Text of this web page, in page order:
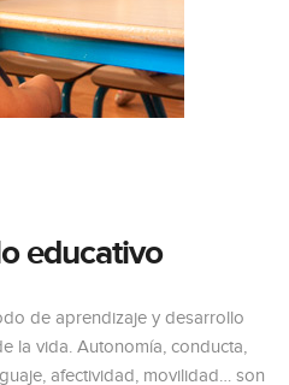
educativo
de aprendizaje y desarrollo
la vida. Autonomía, conducta,
afectividad, movilidad… son